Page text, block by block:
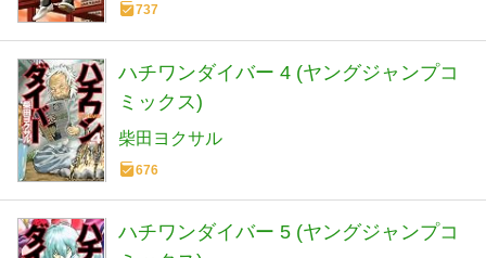
737
ハチワンダイバー 4 (ヤングジャンプコ
ミックス)
柴田ヨクサル
676
ハチワンダイバー 5 (ヤングジャンプコ